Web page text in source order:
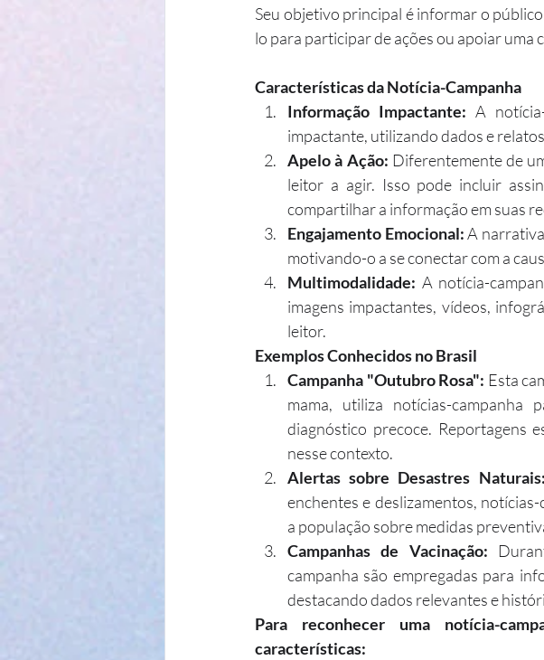
Seu objetivo principal é informar o
lo para participar de ações ou apoiar uma
Características da Notícia-Campanha
Informação Impactante: A
impactante, utilizando dados e
Apelo à Ação: Diferentemente de
leitor a agir. Isso pode incluir
compartilhar a informação em suas
Engajamento Emocional: A
motivando-o a se conectar com a
Multimodalidade: A notícia-
imagens impactantes, vídeos,
leitor.
Exemplos Conhecidos no Brasil
Campanha "Outubro Rosa": Esta
mama, utiliza notícias-
diagnóstico precoce. Reportagens
nesse contexto.
Alertas sobre Desastres Naturais:
enchentes e deslizamentos,
a população sobre medidas
Campanhas de Vacinação:
campanha são empregadas para
destacando dados relevantes e
Para reconhecer uma notícia-
características: